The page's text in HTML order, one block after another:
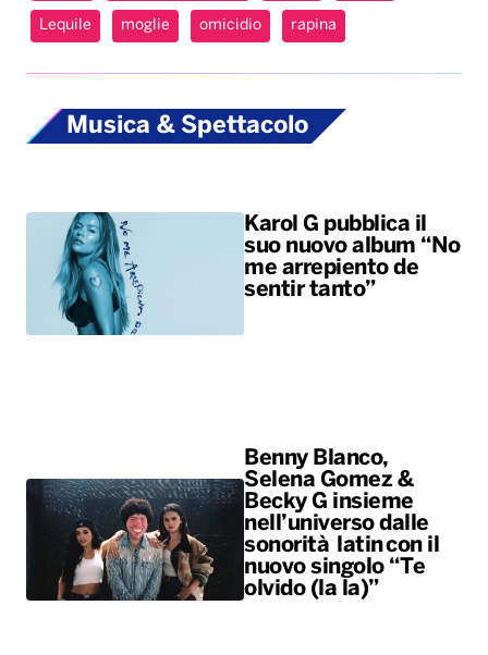
Lequile moglie omicidio rapina
Musica & Spettacolo
Karol G pubblica il
suo nuovo album “No
me arrepiento de
sentir tanto”
Benny Blanco,
Selena Gomez &
Becky G insieme
nell’universo dalle
sonorità latin con il
nuovo singolo “Te
olvido (la la)”